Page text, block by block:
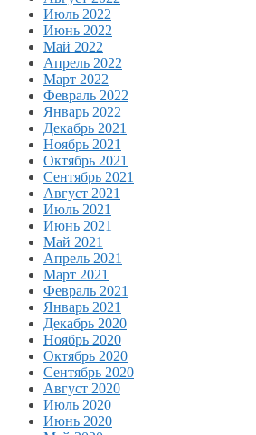
Июль 2022
Июнь 2022
Май 2022
Апрель 2022
Март 2022
Февраль 2022
Январь 2022
Декабрь 2021
Ноябрь 2021
Октябрь 2021
Сентябрь 2021
Август 2021
Июль 2021
Июнь 2021
Май 2021
Апрель 2021
Март 2021
Февраль 2021
Январь 2021
Декабрь 2020
Ноябрь 2020
Октябрь 2020
Сентябрь 2020
Август 2020
Июль 2020
Июнь 2020